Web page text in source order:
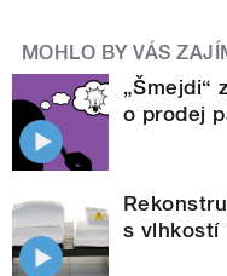
MOHLO BY VÁS
„Šmejdi“
o prodej
s vlhkostí